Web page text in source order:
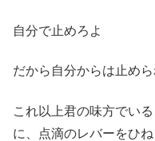
自分で止めろよ
だから自分からは止め
これ以上君の味方でい
に、点滴のレバーをひね